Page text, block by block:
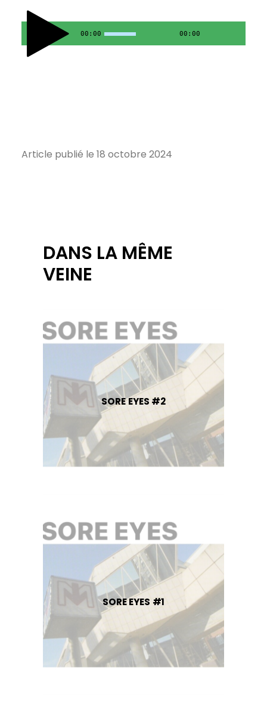
00:00 00:00
Article publié le 18 octobre 2024
DANS LA MÊME
VEINE
SORE EYES #2
SORE EYES #1